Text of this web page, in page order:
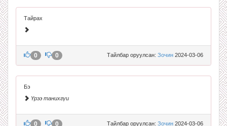
Тайрах
Тайлбар оруулсан: Зочин 2024-03-06
0 0
Бэ
Үрээ танихгүи
Тайлбар оруулсан: Зочин 2024-03-06
0 0